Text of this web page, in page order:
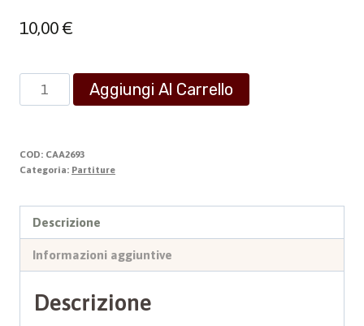
10,00€
ECCE
SALVATOR
quantità
Aggiungi Al Carrello
COD: CAA2693
Categoria: Partiture
Descrizione
Informazioni aggiuntive
Descrizione